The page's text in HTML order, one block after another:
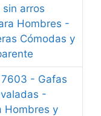
arros
Hombres -
Cómodas y
- Gafas
-
Hombres y